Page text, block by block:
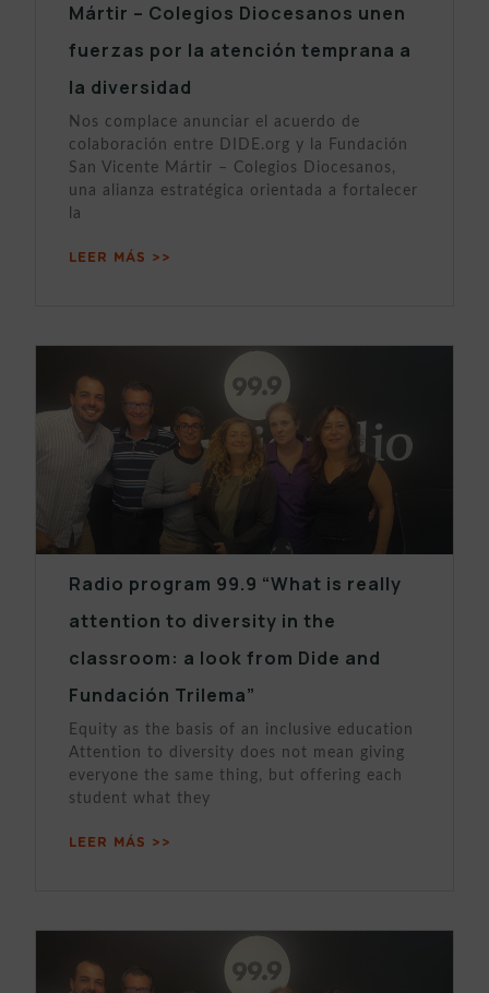
Mártir – Colegios Diocesanos unen
fuerzas por la atención temprana a
la diversidad
Nos complace anunciar el acuerdo de
colaboración entre DIDE.org y la Fundación
San Vicente Mártir – Colegios Diocesanos,
una alianza estratégica orientada a fortalecer
la
LEER MÁS >>
Radio program 99.9 “What is really
attention to diversity in the
classroom: a look from Dide and
Fundación Trilema”
Equity as the basis of an inclusive education
Attention to diversity does not mean giving
everyone the same thing, but offering each
student what they
LEER MÁS >>